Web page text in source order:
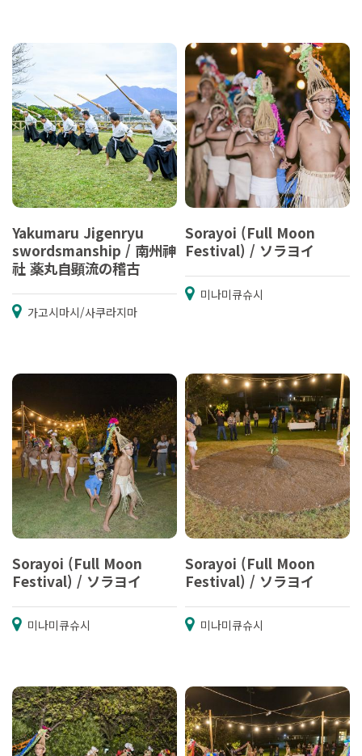
Yakumaru Jigenryu
swordsmanship / 南州神
社 薬丸自顕流の稽古
가고시마시/사쿠라지마
Sorayoi (Full Moon
Festival) / ソラヨイ
미나미큐슈시
Sorayoi (Full Moon
Festival) / ソラヨイ
미나미큐슈시
Sorayoi (Full Moon
Festival) / ソラヨイ
미나미큐슈시